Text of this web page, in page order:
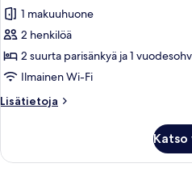
sviitti,
1
makuuhuone,
parveke,
vuoristonäköala
(soggiorno,
all'aperto)
kuvat
1 makuuhuone
2 henkilöä
2 suurta parisänkyä ja 1
Ilmainen Wi-Fi
Lisätietoja
Lisätietoja
1
Katso